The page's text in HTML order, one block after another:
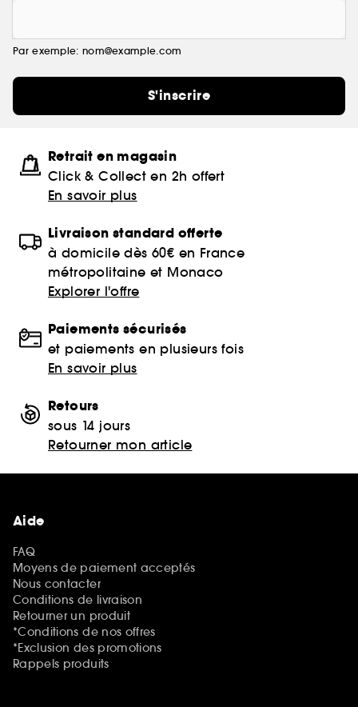
Par exemple: nom@example.com
S'inscrire
Retrait en magasin
Click & Collect en 2h offert
En savoir plus
Livraison standard offerte
à domicile dès 60€ en France
métropolitaine et Monaco
Explorer l'offre
Paiements sécurisés
et paiements en plusieurs fois
En savoir plus
Retours
sous 14 jours
Retourner mon article
Aide
FAQ
Moyens de paiement acceptés
Nous contacter
Conditions de livraison
Retourner un produit
*Conditions de nos offres
*Exclusion des promotions
Rappels produits